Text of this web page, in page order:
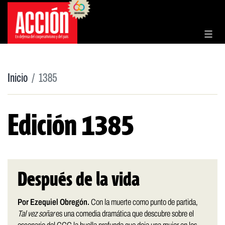
Saltar
contenido
Inicio 1385
Edición 1385
Después de la vida
Por Ezequiel Obregón. Con la muerte como punto de partida,
Tal vez soñares una comedia dramática que descubre sobre el